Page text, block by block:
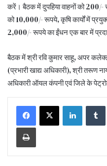
करें। बैठक में दुपहिया वाहनों को
को 10,000/- रूपये, कृषि कार्यों में
2,000/- रूपये का ईंधन एक बार में
बैठक में श्री रवि कुमार साहू, अपर
(प्रभारी खाद्य अधिकारी), श्री तरूण
अधिकारी ऑयल कंपनी एवं जिले के
LinkedIn